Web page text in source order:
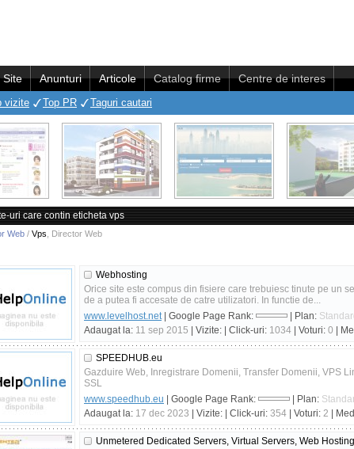
Site Anunturi Articole Catalog firme Centre de interes
vizite Top PR Taguri cautari
uri care contin eticheta vps
Web / Vps Director Web
Webhosting
Orice site este compus din fisiere care trebuiesc tinute pe un
de a putea fi accesate de catre utilizatori. In functie de...
www.levelhost.net| Google Page Rank: | Plan:
Adaugat la: 11 sep 2015 | Vizite: | Click-uri: 1034 | Voturi: 0 |
SPEEDHUB.eu
Gazduire Web, Inregistrare Domenii, Transfer Domenii, VPS
SSL
www.speedhub.eu | Google Page Rank: | Plan:
Adaugat la: 17 dec 2023 | Vizite: | Click-uri: 354 | Voturi: 2 |
Unmetered Dedicated Servers, Virtual Servers, Web Hosting